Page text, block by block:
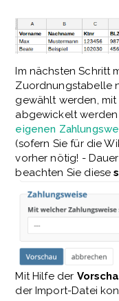
Im nächsten Schritt
Zuordnungstabelle
gewählt werden,
abgewickelt
eigenen
(sofern Sie für die
vorher nötig! -
beachten Sie diese
Mit Hilfe der
der Import-Datei